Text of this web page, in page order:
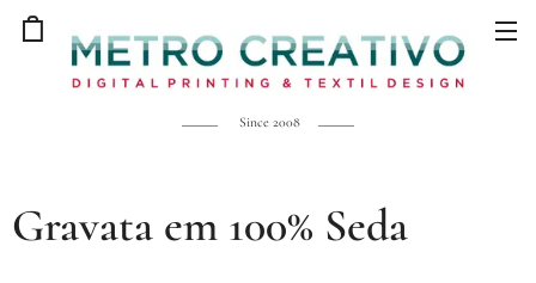
Since 2008
Gravata em 100% Seda